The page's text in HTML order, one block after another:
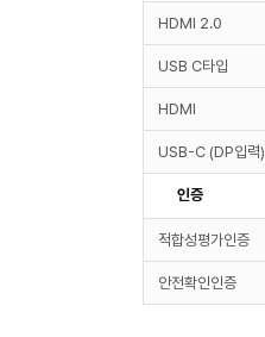
HDMI 2.0
USB C타입
HDMI
USB-C (DP입력)
인증
적합성평가인증
안전확인인증